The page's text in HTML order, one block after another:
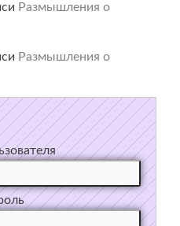
Размышления о
Размышления о